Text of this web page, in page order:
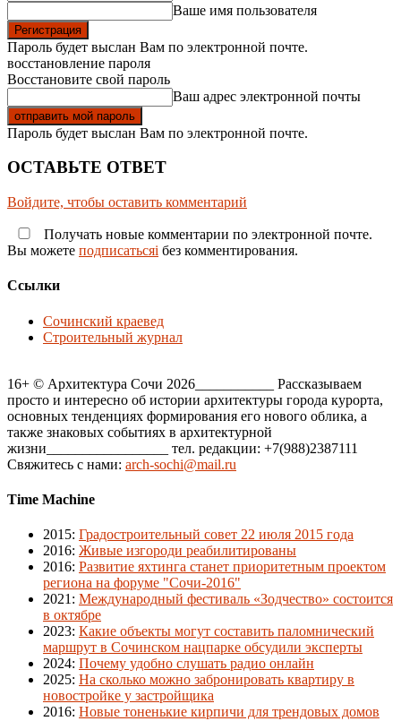
Ваше имя пользователя
Пароль будет выслан Вам по электронной почте.
восстановление пароля
Восстановите свой пароль
Ваш адрес электронной почты
Пароль будет выслан Вам по электронной почте.
ОСТАВЬТЕ ОТВЕТ
Войдите, чтобы оставить комментарий
Получать новые комментарии по электронной почте.
Вы можете подписатьсяi без комментирования.
Ссылки
Сочинский краевед
Строительный журнал
16+ © Архитектура Сочи 2026___________ Рассказываем
просто и интересно об истории архитектуры города курорта,
основных тенденциях формирования его нового облика, а
также знаковых событиях в архитектурной
жизни_________________ тел. редакции: +7(988)2387111
Свяжитесь с нами: arch-sochi@mail.ru
Time Machine
2015: Градостроительный совет 22 июля 2015 года
2016: Живые изгороди реабилитированы
2016: Развитие яхтинга станет приоритетным проектом
региона на форуме "Сочи-2016"
2021 : Международный фестиваль «Зодчество» состоится
в октябре
2023: Какие объекты могут составить паломнический
маршрут в Сочинском нацпарке обсудили эксперты
2024: Почему удобно слушать радио онлайн
2025: На сколько можно забронировать квартиру в
новостройке у застройщика
2016: Новые тоненькие кирпичи для трендовых домов